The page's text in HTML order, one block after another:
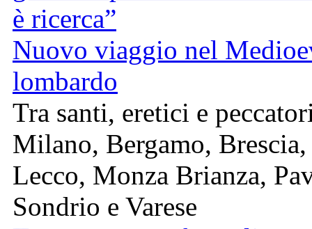
è ricerca”
Nuovo viaggio nel
lombardo
Tra santi, eretici e
Milano, Bergamo, Brescia,
Lecco, Monza Brianza,
Sondrio e Varese